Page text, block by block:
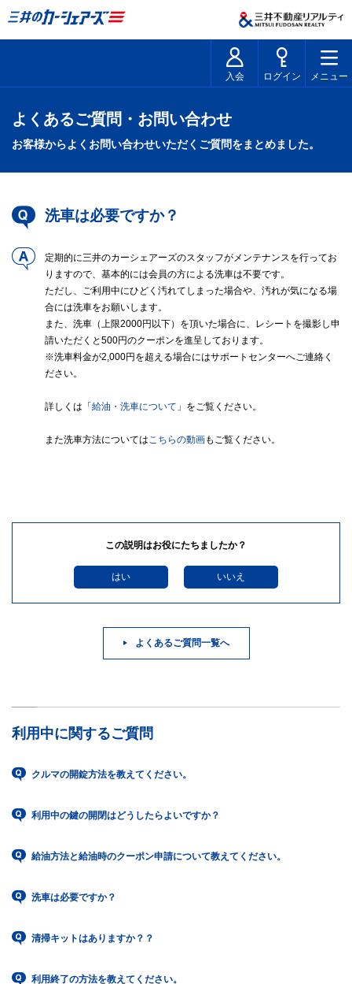
入会 ログイン メニュー
よくあるご質問・お問い合わせ
お客様からよくお問い合わせいただくご質問をまとめました。
洗車は必要ですか？
定期的に三井のカーシェアーズのスタッフがメンテナンスを行ってお
りますので、基本的には会員の方による洗車は不要です。
ただし、ご利用中にひどく汚れてしまった場合や、汚れが気になる場
合には洗車をお願いします。
また、洗車（上限2000円以下）を頂いた場合に、レシートを撮影し申
請いただくと500円のクーポンを進呈しております。
※洗車料金が2,000円を超える場合にはサポートセンターへご連絡く
ださい。
詳しくは「 給油・洗車について 」をご覧ください。
また洗車方法についてはこちらの動画もご覧ください。
この説明はお役にたちましたか？
はい いいえ
よくあるご質問一覧へ
利用中に関するご質問
クルマの開錠方法を教えてください。
利用中の鍵の開閉はどうしたらよいですか？
給油方法と給油時のクーポン申請について教えてください。
洗車は必要ですか？
清掃キットはありますか？？
利用終了の方法を教えてください。